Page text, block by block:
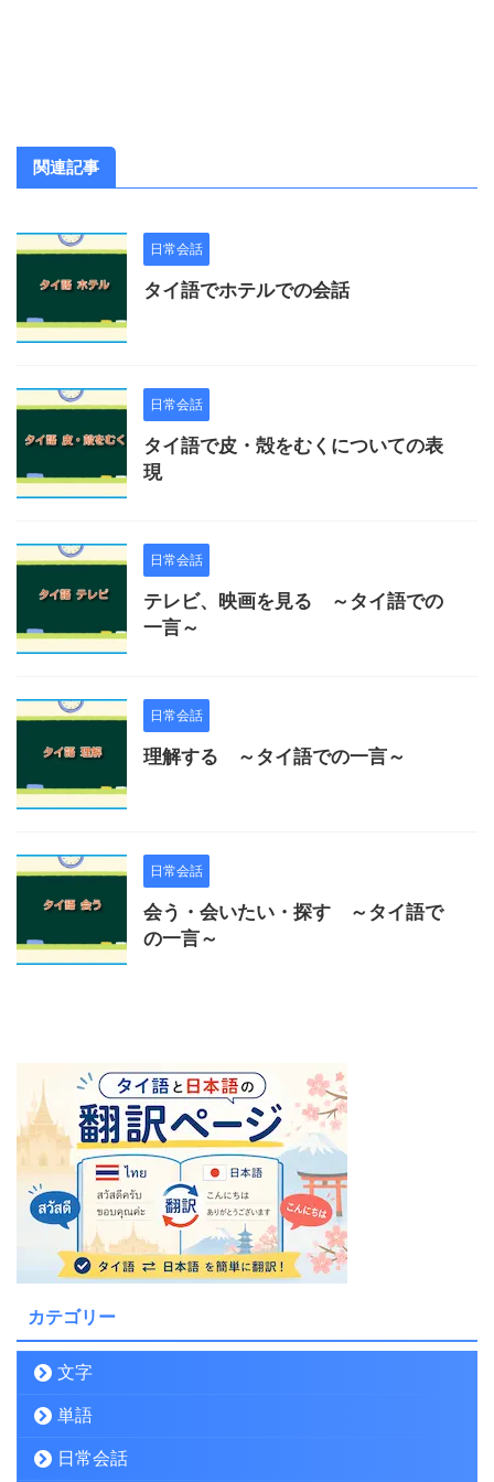
関連記事
日常会話
タイ語でホテルでの会話
日常会話
タイ語で皮・殻をむくについての表
現
日常会話
テレビ、映画を見る ～タイ語での
一言～
日常会話
理解する ～タイ語での一言～
日常会話
会う・会いたい・探す ～タイ語で
の一言～
カテゴリー
文字
単語
日常会話